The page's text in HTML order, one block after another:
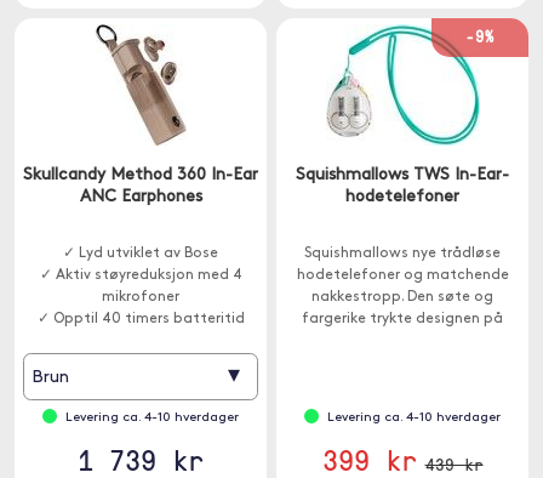
Skullcandy Method 360 In-Ear
ANC Earphones
✓ Lyd utviklet av Bose
✓ Aktiv støyreduksjon med 4
mikrofoner
✓ Opptil 40 timers batteritid
Brun ▾
Levering ca. 4-10 hverdager
1 739 kr
-9%
Squishmallows TWS In-Ear-
hodetelefoner
Squishmallows nye trådløse
hodetelefoner og matchende
nakkestropp. Den søte og
fargerike trykte designen på
Levering ca. 4-10 hverdager
399 kr 439 kr